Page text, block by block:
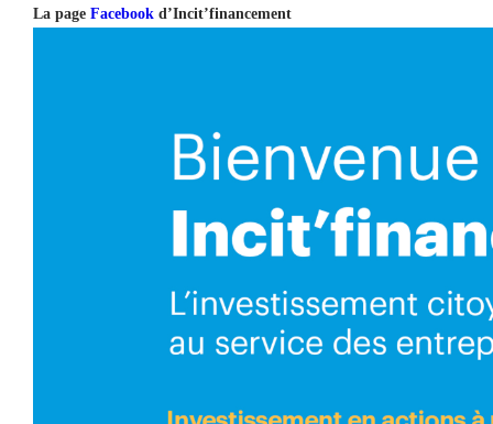
La page Facebook d’Incit’financement